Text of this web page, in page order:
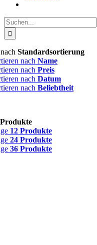
Suche
nach:
Standardsortierung
nach Name
nach Preis
nach Datum
nach Beliebtheit
12 Produkte
24 Produkte
36 Produkte